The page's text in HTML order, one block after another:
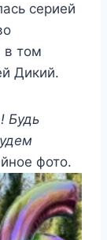
серией
в том
Дикий.
Будь
фото.